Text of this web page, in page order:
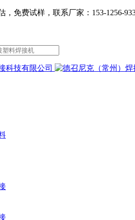
，免费试样，联系厂家：153-1256-